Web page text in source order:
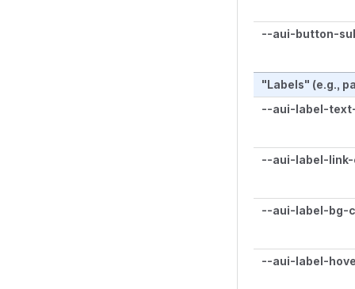
--aui-button-
"Labels" (e.g.,
--aui-label-
--aui-label-
--aui-label-bg-
--aui-label-